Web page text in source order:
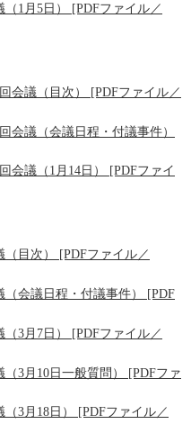
1月5日） [PDFファイル／
会議（目次） [PDFファイル／
会議（会議日程・付議事件）
会議（1月14日） [PDFファイ
目次） [PDFファイル／
（会議日程・付議事件） [PDF
3月7日） [PDFファイル／
3月10日一般質問） [PDFファ
3月18日） [PDFファイル／